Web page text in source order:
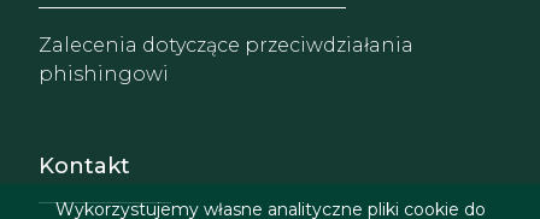
Zalecenia dotyczące przeciwdziałania
phishingowi
Kontakt
Wykorzystujemy własne analityczne pliki cookie do